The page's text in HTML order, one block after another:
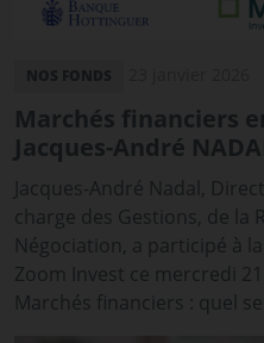
Marchés financiers
Jacques-André
Jacques-André Nadal,
charge des Gestions, de la
Négociation, a participé à
Zoom Invest ce mercredi
Marchés financiers : quel